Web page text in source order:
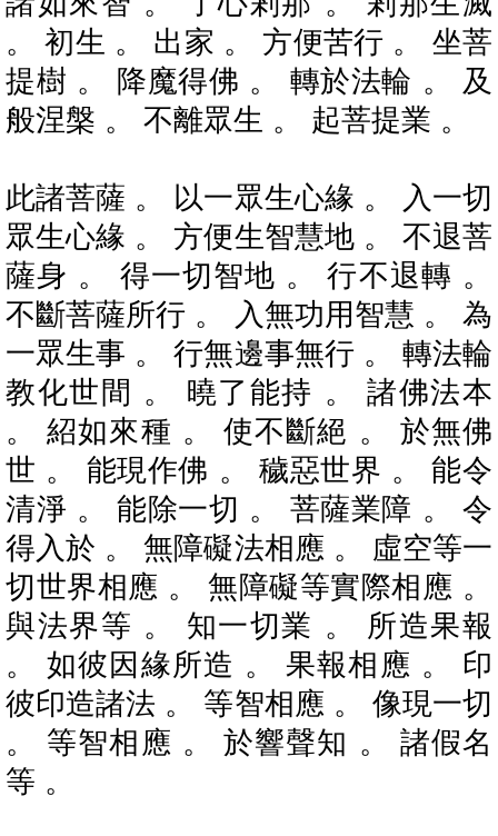
。 初生 。 出家 。 方便苦行 。 坐菩
提樹 。 降魔得佛 。 轉於法輪 。 及
般涅槃 。 不離眾生 。 起菩提業 。
此諸菩薩 。 以一眾生心緣 。 入一切
眾生心緣 。 方便生智慧地 。 不退菩
薩身 。 得一切智地 。 行不退轉 。
不斷菩薩所行 。 入無功用智慧 。 為
一眾生事 。 行無邊事無行 。 轉法輪
教化世間 。 曉了能持 。 諸佛法本
。 紹如來種 。 使不斷絕 。 於無佛
世 。 能現作佛 。 穢惡世界 。 能令
清淨 。 能除一切 。 菩薩業障 。 令
得入於 。 無障礙法相應 。 虛空等一
切世界相應 。 無障礙等實際相應 。
與法界等 。 知一切業 。 所造果報
。 如彼因緣所造 。 果報相應 。 印
彼印造諸法 。 等智相應 。 像現一切
。 等智相應 。 於響聲知 。 諸假名
等 。